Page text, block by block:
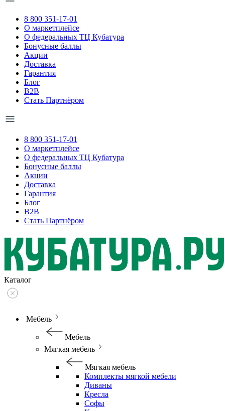
8 800 351-17-01
О маркетплейсе
О федеральных ТЦ Кубатура
Бонусные баллы
Акции
Доставка
Гарантия
Блог
B2B
Стать Партнёром
8 800 351-17-01
О маркетплейсе
О федеральных ТЦ Кубатура
Бонусные баллы
Акции
Доставка
Гарантия
Блог
B2B
Стать Партнёром
Каталог
Мебель
Мебель
Мягкая мебель
Мягкая мебель
Комплекты мягкой мебели
Диваны
Кресла
Софы